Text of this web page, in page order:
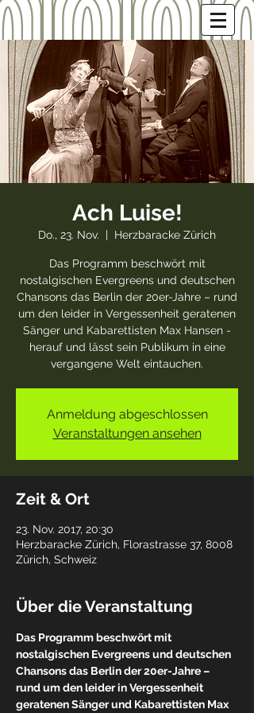
Ach Luise!
Do., 23. Nov.
  |
Herzbaracke Zürich
Das Programm beschwört mit
nostalgischen Evergreens und deutschen
Chansons das Berlin der 20er-Jahre – rund
um den leider in Vergessenheit geratenen
Sänger und Kabarettisten Max Hansen -
herauf und lässt sein Publikum in eine
vergangene Welt eintauchen.
Anmeldung abgeschlossen
Veranstaltungen ansehen
Zeit & Ort
23. Nov. 2017, 20:30
Herzbaracke Zürich, Florastrasse 37, 8008
Zürich, Schweiz
Über die Veranstaltung
Das Programm beschwört mit
nostalgischen Evergreens und deutschen
Chansons das Berlin der 20er-Jahre –
rund um den leider in Vergessenheit
geratenen Sänger und Kabarettisten Max